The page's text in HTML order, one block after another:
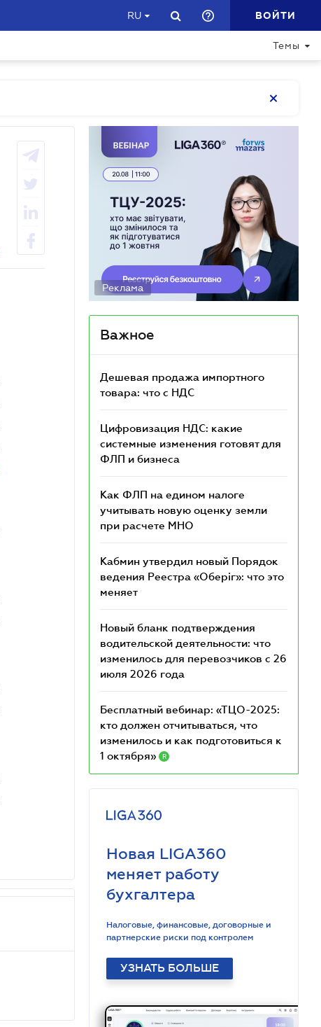
RU ВОЙТИ
Темы
Реклама
Важное
Дешевая продажа импортного
товара: что c НДС
Цифровизация НДС: какие
системные изменения готовят для
ФЛП и бизнеса
Как ФЛП на едином налоге
учитывать новую оценку земли
при расчете МНО
Кабмин утвердил новый Порядок
ведения Реестра «Оберіг»: что это
меняет
Новый бланк подтверждения
водительской деятельности: что
изменилось для перевозчиков с 26
июля 2026 года
Бесплатный вебинар: «ТЦО-2025:
кто должен отчитываться, что
изменилось и как подготовиться к
1 октября»
R
Новая LIGA360
меняет работу
бухгалтера
Налоговые, финансовые, договорные и
партнерские риски под контролем
УЗНАТЬ БОЛЬШЕ